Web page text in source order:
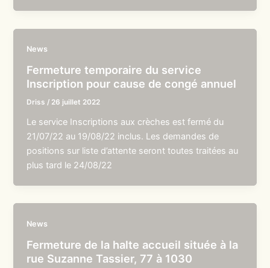
News
Fermeture temporaire du service
Inscription pour cause de congé annuel
Driss / 26 juillet 2022
Le service Inscriptions aux crèches est fermé du
21/07/22 au 19/08/22 inclus. Les demandes de
positions sur liste d’attente seront toutes traitées au
plus tard le 24/08/22
News
Fermeture de la halte accueil située à la
rue Suzanne Tassier, 77 à 1030